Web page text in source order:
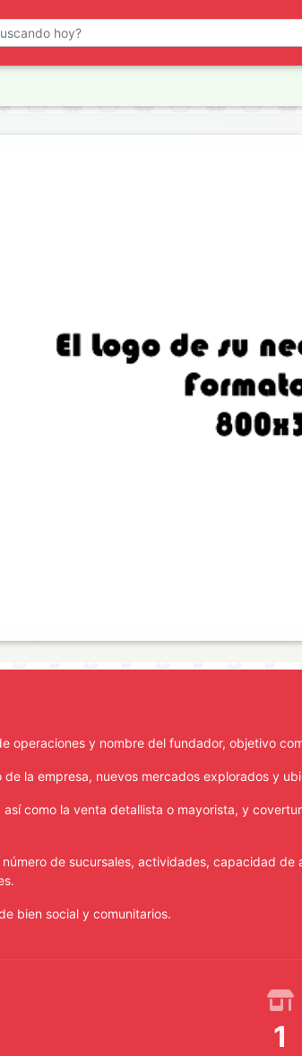
operaciones y nombre del fundador, objetivo
la empresa, nuevos mercados explorados y
como la venta detallista o mayorista, y
de sucursales, actividades, capacidad
bien social y comunitarios.
1